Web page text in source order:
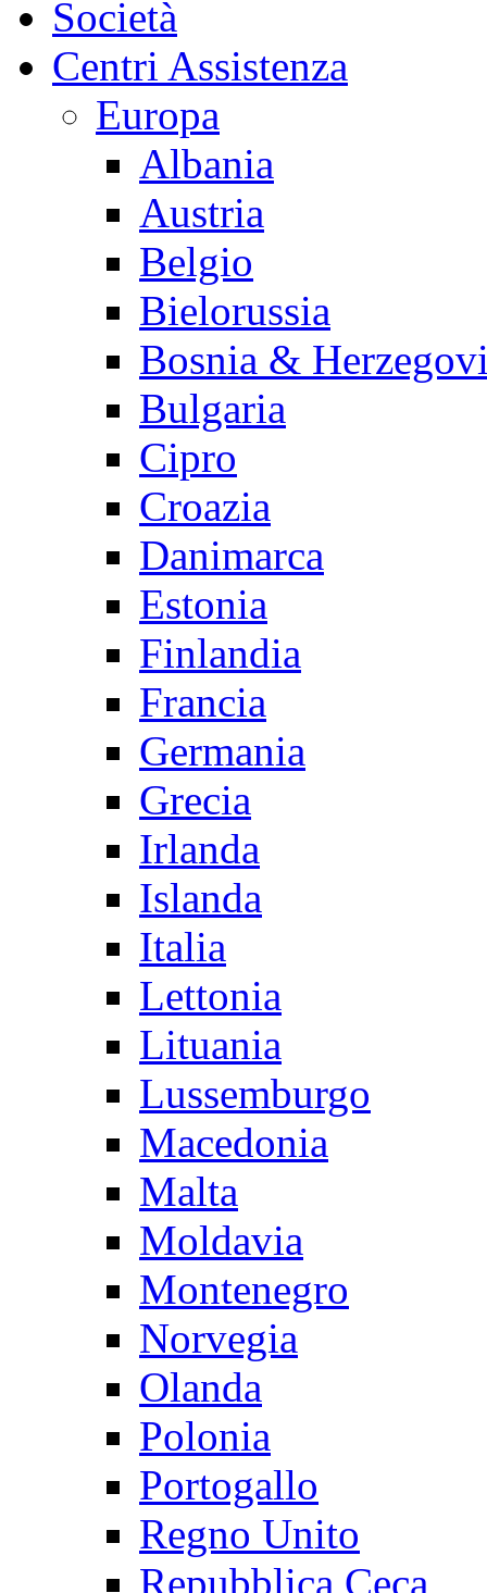
Società
Centri Assistenza
Europa
Albania
Austria
Belgio
Bielorussia
Bosnia &
Bulgaria
Cipro
Croazia
Danimarca
Estonia
Finlandia
Francia
Germania
Grecia
Irlanda
Islanda
Italia
Lettonia
Lituania
Lussemburgo
Macedonia
Malta
Moldavia
Montenegro
Norvegia
Olanda
Polonia
Portogallo
Regno Unito
Repubblica Ceca